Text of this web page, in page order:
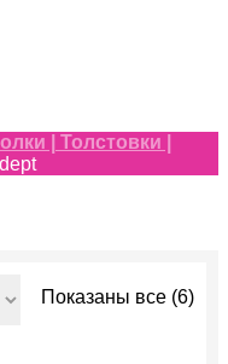
| Толстовки |
Показаны все (6)